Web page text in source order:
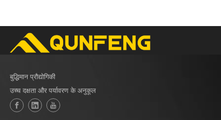
बुद्धिमान प्रौद्योगिकी
उच्च दक्षता और पर्यावरण के अनुकूल